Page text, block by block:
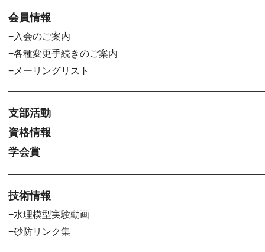
会員情報
入会のご案内
各種変更手続きのご案内
メーリングリスト
支部活動
資格情報
学会賞
技術情報
水理模型実験動画
砂防リンク集